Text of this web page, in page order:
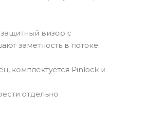
визор с
заметность в потоке.
комплектуется Pinlock и
отдельно.